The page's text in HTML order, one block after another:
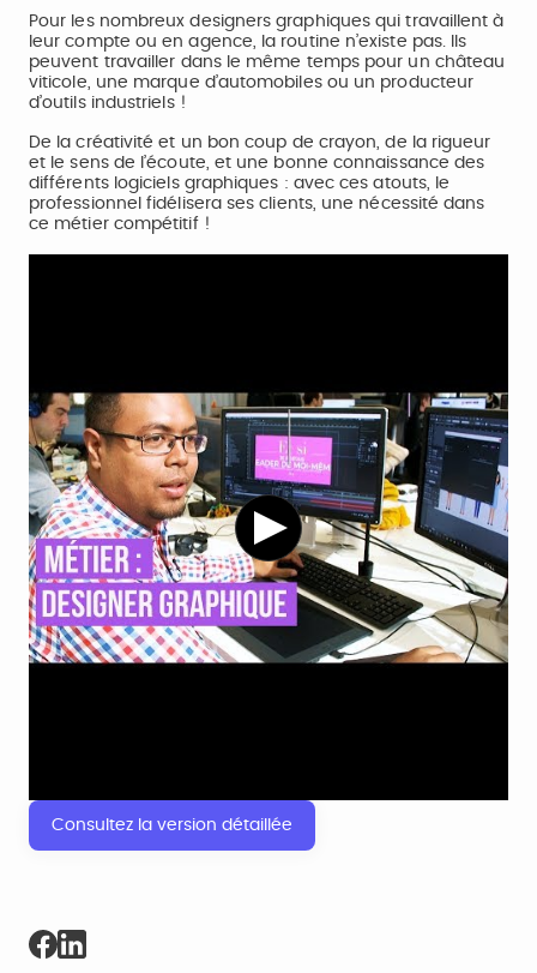
Pour les nombreux designers graphiques qui travaillent à
leur compte ou en agence, la routine n’existe pas. Ils
peuvent travailler dans le même temps pour un château
viticole, une marque d’automobiles ou un producteur
d’outils industriels !
De la créativité et un bon coup de crayon, de la rigueur
et le sens de l’écoute, et une bonne connaissance des
différents logiciels graphiques : avec ces atouts, le
professionnel fidélisera ses clients, une nécessité dans
ce métier compétitif !
Consultez la version détaillée